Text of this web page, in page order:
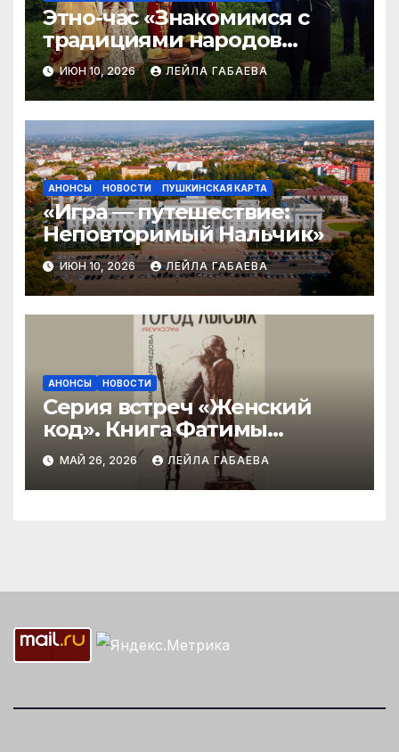
Этно-час «Знакомимся с
традициями народов
Кабардино-Балкарии»
ИЮН 10, 2026 ЛЕЙЛА ГАБАЕВА
АНОНСЫ НОВОСТИ ПУШКИНСКАЯ КАРТА
«Игра — путешествие:
Неповторимый Нальчик»
ИЮН 10, 2026 ЛЕЙЛА ГАБАЕВА
АНОНСЫ НОВОСТИ
Серия встреч «Женский
код». Книга Фатимы
Магомедовой «Город
лысых»
МАЙ 26, 2026 ЛЕЙЛА ГАБАЕВА